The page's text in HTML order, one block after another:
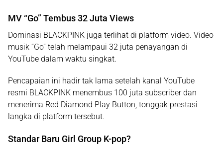
MV “Go” Tembus 32 Juta Views
Dominasi BLACKPINK juga terlihat di platform video. Video
musik “Go” telah melampaui 32 juta penayangan di
YouTube dalam waktu singkat.
Pencapaian ini hadir tak lama setelah kanal YouTube
resmi BLACKPINK menembus 100 juta subscriberdan
menerima Red Diamond Play Button, tonggak prestasi
langka di platform tersebut.
Standar Baru Girl Group K-pop?